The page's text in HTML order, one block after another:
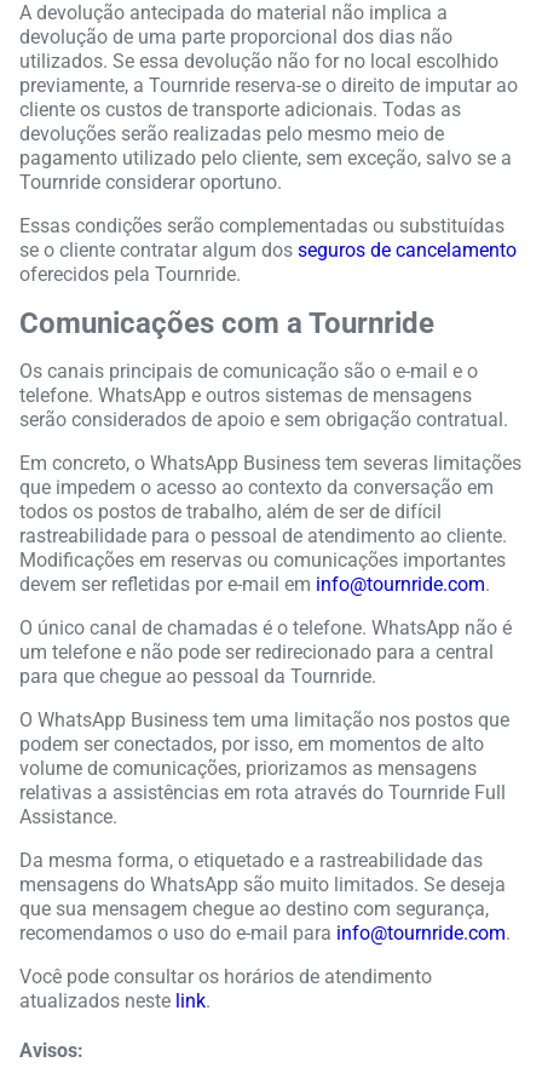
A devolução antecipada do material não implica a
devolução de uma parte proporcional dos dias não
utilizados. Se essa devolução não for no local escolhido
previamente, a Tournride reserva-se o direito de imputar ao
cliente os custos de transporte adicionais. Todas as
devoluções serão realizadas pelo mesmo meio de
pagamento utilizado pelo cliente, sem exceção, salvo se a
Tournride considerar oportuno.
Essas condições serão complementadas ou substituídas
se o cliente contratar algum dos seguros de cancelamento
oferecidos pela Tournride.
Comunicações com a Tournride
Os canais principais de comunicação são o e-mail e o
telefone. WhatsApp e outros sistemas de mensagens
serão considerados de apoio e sem obrigação contratual.
Em concreto, o WhatsApp Business tem severas limitações
que impedem o acesso ao contexto da conversação em
todos os postos de trabalho, além de ser de difícil
rastreabilidade para o pessoal de atendimento ao cliente.
Modificações em reservas ou comunicações importantes
devem ser refletidas por e-mail em info@tournride.com.
O único canal de chamadas é o telefone. WhatsApp não é
um telefone e não pode ser redirecionado para a central
para que chegue ao pessoal da Tournride.
O WhatsApp Business tem uma limitação nos postos que
podem ser conectados, por isso, em momentos de alto
volume de comunicações, priorizamos as mensagens
relativas a assistências em rota através do Tournride Full
Assistance.
Da mesma forma, o etiquetado e a rastreabilidade das
mensagens do WhatsApp são muito limitados. Se deseja
que sua mensagem chegue ao destino com segurança,
recomendamos o uso do e-mail para info@tournride.com.
Você pode consultar os horários de atendimento
atualizados neste link.
Avisos: